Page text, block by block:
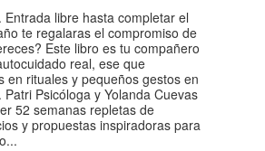
Entrada libre hasta completar el
te regalaras el compromiso de
Este libro es tu compañero
real, ese que
en rituales y pequeños gestos en
Psicóloga y Yolanda Cuevas
52 semanas repletas de
y propuestas inspiradoras para